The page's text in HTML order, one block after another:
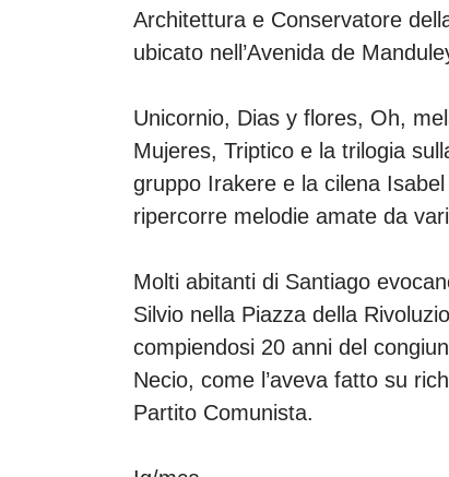
Architettura e Conservatore
ubicato nell’Avenida de
Unicornio, Dias y flores, Oh,
Mujeres, Triptico e la trilogia
gruppo Irakere e la cilena
ripercorre melodie amate da
Molti abitanti di Santiago
Silvio nella Piazza della
compiendosi 20 anni del
Necio, come l’aveva fatto su
Partito Comunista.